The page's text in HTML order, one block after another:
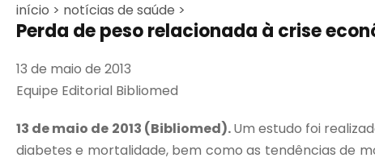
início > notícias de saúde >
Perda de peso relacionada à crise
13 de maio de 2013
Equipe Editorial Bibliomed
13 de maio de 2013 (Bibliomed).Um estudo foi
diabetes e mortalidade, bem como as tendências de